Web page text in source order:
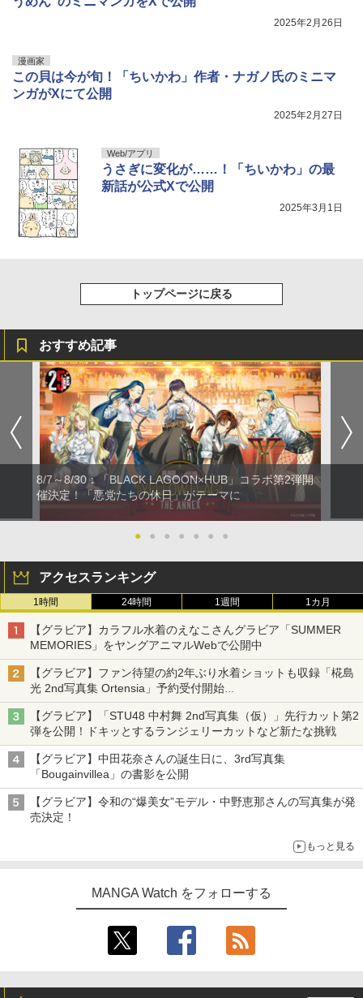
2025年2月26日
漫画家
この貝は今が旬！「ちいかわ」作者・ナガノ氏のミニマ
ンガがXにて公開
2025年2月27日
Web/アプリ
うさぎに変化が……！「ちいかわ」の最
新話が公式Xで公開
2025年3月1日
トップページに戻る
おすすめ記事
8/7～8/30：「BLACK LAGOON×HUB」コラボ第2弾開
催決定！「悪党たちの休日」がテーマに
● ● ● ● ● ● ●
アクセスランキング
1時間 24時間 1週間 1カ月
【グラビア】カラフル水着のえなこさんグラビア「SUMMER
MEMORIES」をヤングアニマルWebで公開中
【グラビア】ファン待望の約2年ぶり水着ショットも収録「椛島
光 2nd写真集 Ortensia」予約受付開始
10月30日発売
【グラビア】「STU48 中村舞 2nd写真集（仮）」先行カット第2
弾を公開！ドキッとするランジェリーカットなど新たな挑戦
【グラビア】中田花奈さんの誕生日に、3rd写真集
「Bougainvillea」の書影を公開
【グラビア】令和の“爆美女”モデル・中野恵那さんの写真集が発
売決定！
もっと見る
MANGA Watch をフォローする